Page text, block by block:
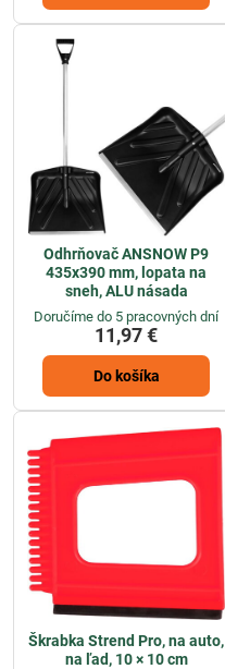
Odhrňovač ANSNOW P9
435x390 mm, lopata na
sneh, ALU násada
Doručíme do 5 pracovných dní
11,97 €
Do košíka
Škrabka Strend Pro, na auto,
na ľad, 10 × 10 cm